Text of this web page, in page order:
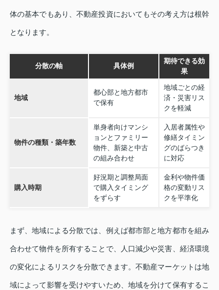
体の基本でもあり、不動産投資においてもその考え方は根幹
となります。
分散の軸 具体例
期待できる効
果
地域
都心部と地方都市
で保有
地域ごとの経
済・災害リス
クを軽減
物件の種類・築年数
単身者向けマンシ
ョンとファミリー
物件、新築と中古
の組み合わせ
入居者属性や
修繕タイミン
グのばらつき
に対応
購入時期
好況期と調整局面
で購入タイミング
をずらす
金利や物件価
格の変動リス
クを平準化
まず、地域による分散では、例えば都市部と地方都市を組み
合わせて物件を所有することで、人口減少や災害、経済環境
の変化によるリスクを分散できます。不動産マーケットは地
域によって影響を受けやすいため、地域を分けて保有するこ